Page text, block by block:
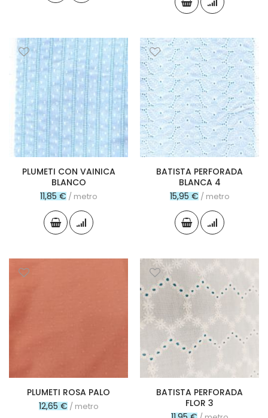
PLUMETI CON VAINICA
BLANCO
11,85 € / metro
BATISTA PERFORADA
BLANCA 4
15,95 € / metro
PLUMETI ROSA PALO
12,65 € / metro
BATISTA PERFORADA
FLOR 3